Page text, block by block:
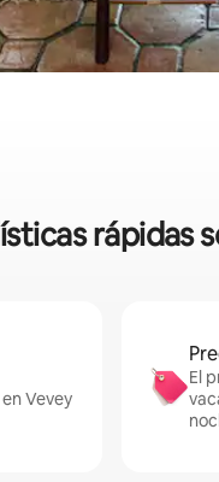
rápidas
Vevey
El